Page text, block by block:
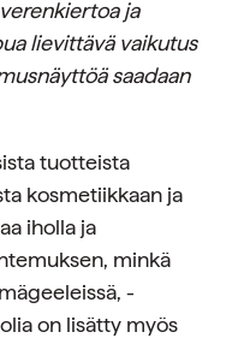
ja
lievittävä vaikutus
saadaan
tuotteista
kosmetiikkaan ja
iholla ja
minkä
-
on lisätty myös